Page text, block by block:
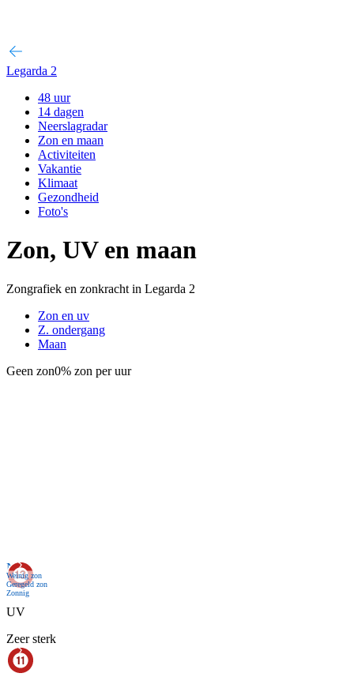
Legarda 2
48 uur
14 dagen
Neerslagradar
Zon en maan
Activiteiten
Vakantie
Klimaat
Gezondheid
Foto's
Zon, UV en maan
Zongrafiek en zonkracht in Legarda 2
Zon en uv
Z. ondergang
Maan
Geen zon0% zon per uur
Nu
Weinig zon
Geregeld zon
Zonnig
UV
Zeer sterk